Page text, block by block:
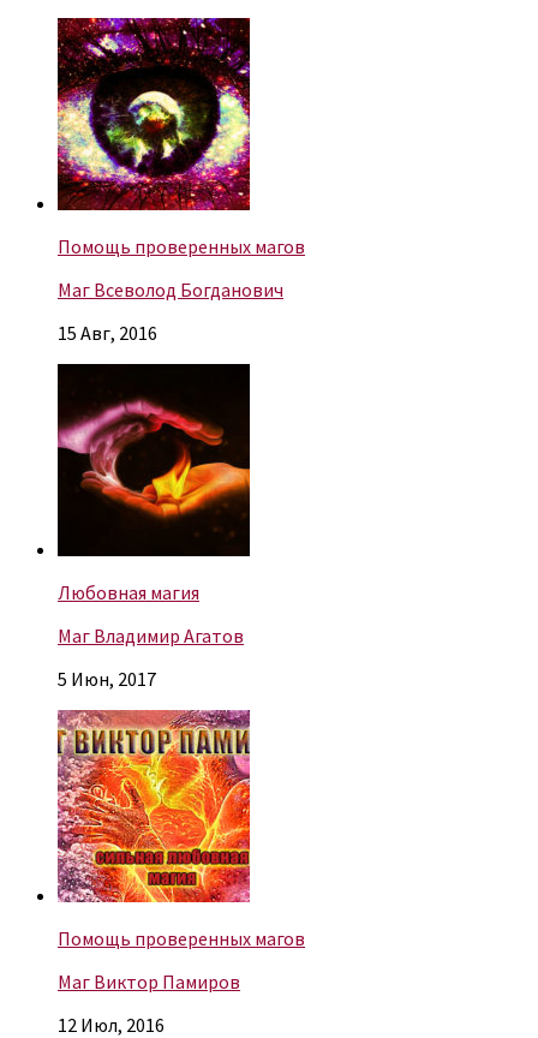
Помощь проверенных магов
Маг Всеволод Богданович
15 Авг, 2016
Любовная магия
Маг Владимир Агатов
5 Июн, 2017
Помощь проверенных магов
Маг Виктор Памиров
12 Июл, 2016